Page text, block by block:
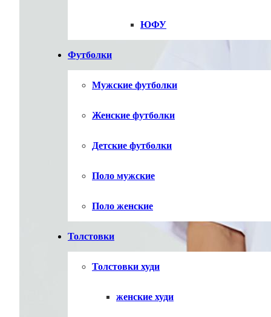
ЮФУ
Футболки
Мужские футболки
Женские футболки
Детские футболки
Поло мужские
Поло женские
Толстовки
Толстовки худи
женские худи